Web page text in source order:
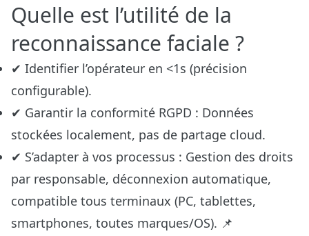
Quelle est l’utilité de la
reconnaissance faciale ?
✔ Identifier l’opérateur en <1s (précision
configurable).
✔ Garantir la conformité RGPD : Données
stockées localement, pas de partage cloud.
✔ S’adapter à vos processus : Gestion des droits
par responsable, déconnexion automatique,
compatible tous terminaux (PC, tablettes,
smartphones, toutes marques/OS). 📌